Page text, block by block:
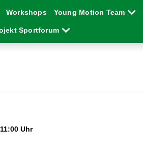
Workshops Young Motion Team
Sportforum
Uhr